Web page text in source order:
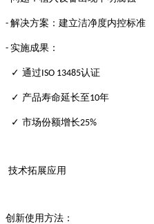
- 解决方案：建立洁净度内控标准
- 实施成果：
✓ 通过ISO 13485认证
✓ 产品寿命延长至10年
✓ 市场份额增长25%
技术拓展应用
创新使用方法：